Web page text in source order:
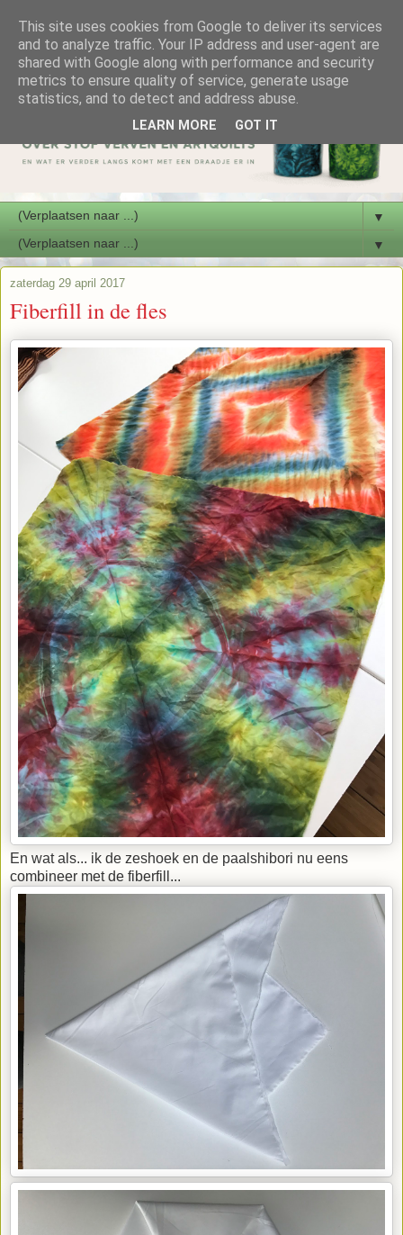
▼
▼
zaterdag 29 april 2017
Fiberfill in de fles
En wat als... ik de zeshoek en de paalshibori nu eens
combineer met de fiberfill...
This site uses cookies from Google to deliver its services
and to analyze traffic. Your IP address and user-agent are
shared with Google along with performance and security
metrics to ensure quality of service, generate usage
statistics, and to detect and address abuse.
LEARN MORE GOT IT